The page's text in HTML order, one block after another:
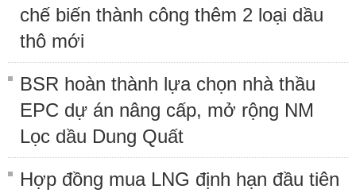
chế biến thành công thêm 2 loại dầu
thô mới
BSR hoàn thành lựa chọn nhà thầu
EPC dự án nâng cấp, mở rộng NM
Lọc dầu Dung Quất
Hợp đồng mua LNG định hạn đầu tiên